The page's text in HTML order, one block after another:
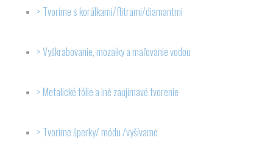
Tvoríme s korálkami/flitrami/diamantmi
Vyškrabovanie, mozaiky a maľovanie vodou
Metalické fólie a iné zaujímavé tvorenie
Tvoríme šperky/ módu /vyšívame